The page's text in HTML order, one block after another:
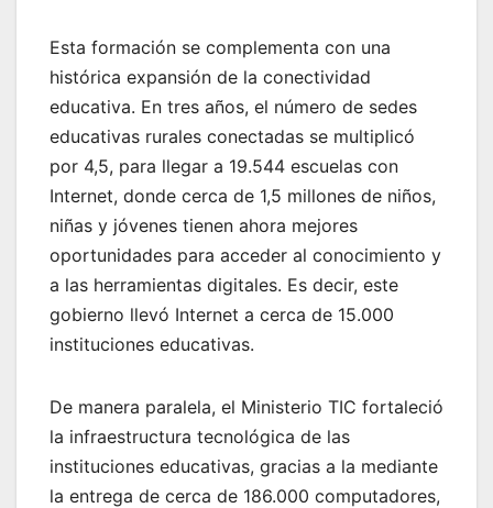
Esta formación se complementa con una
histórica expansión de la conectividad
educativa. En tres años, el número de sedes
educativas rurales conectadas se multiplicó
por 4,5, para llegar a 19.544 escuelas con
Internet, donde cerca de 1,5 millones de niños,
niñas y jóvenes tienen ahora mejores
oportunidades para acceder al conocimiento y
a las herramientas digitales. Es decir, este
gobierno llevó Internet a cerca de 15.000
instituciones educativas.
De manera paralela, el Ministerio TIC fortaleció
la infraestructura tecnológica de las
instituciones educativas, gracias a la mediante
la entrega de cerca de 186.000 computadores,